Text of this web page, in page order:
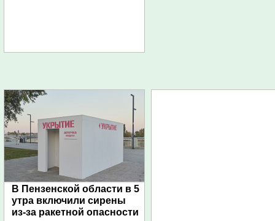
В Пензенской области в 5
утра включили сирены
из-за ракетной опасности